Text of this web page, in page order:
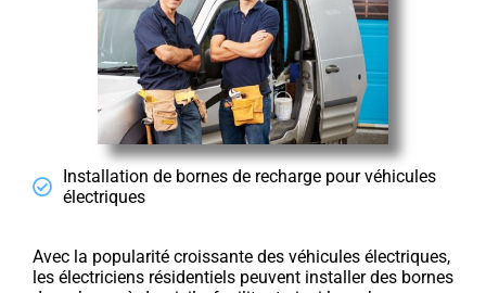
Installation de bornes de recharge pour véhicules
électriques
Avec la popularité croissante des véhicules électriques,
les électriciens résidentiels peuvent installer des bornes